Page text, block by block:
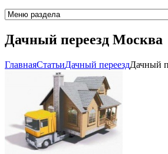
Дачный переезд Москва
ГлавнаяCтатьиДачный переездДачный